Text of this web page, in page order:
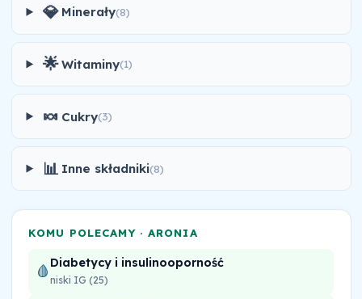
💎 Minerały(8)
🌟 Witaminy(1)
🍬 Cukry(3)
📊 Inne składniki(8)
KOMU POLECAMY · ARONIA
🩸 Diabetycy i insulinooporność
niski IG (25)